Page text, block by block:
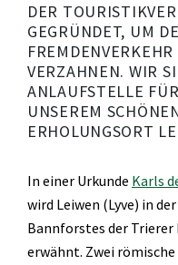
DER
GEGRÜNDET, UM
VERZAHNEN. WIR
ANLAUFSTELLE
UNSEREM
ERHOLUNGSORT
In einer Urkunde Karls
wird Leiwen (Lyve) in
Bannforstes der
erwähnt. Zwei